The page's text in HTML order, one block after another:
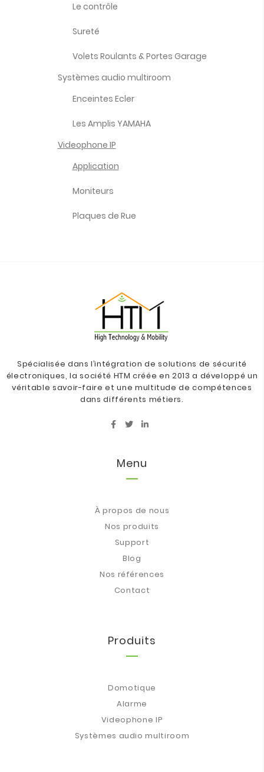
Le contrôle
Sureté
Volets Roulants & Portes Garage
Systèmes audio multiroom
Enceintes Ecler
Les Amplis YAMAHA
Videophone IP
Application
Moniteurs
Plaques de Rue
Spécialisée dans l’intégration de solutions de sécurité
électroniques, la société HTM créée en 2013 a développé un
véritable savoir-faire et une multitude de compétences
dans différents métiers.
Menu
À propos de nous
Nos produits
Support
Blog
Nos références
Contact
Produits
Domotique
Alarme
Videophone IP
Systèmes audio multiroom